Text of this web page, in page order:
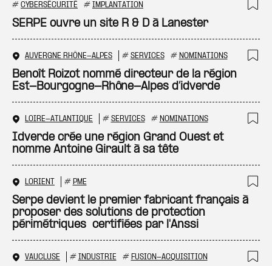
# CYBERSÉCURITÉ # IMPLANTATION
SERPE ouvre un site R & D à Lanester
AUVERGNE RHÔNE-ALPES # SERVICES # NOMINATIONS
Benoît Roizot nommé directeur de la région
Est-Bourgogne-Rhône-Alpes d’idverde
LOIRE-ATLANTIQUE # SERVICES # NOMINATIONS
Idverde crée une région Grand Ouest et
nomme Antoine Girault à sa tête
LORIENT # PME
Serpe devient le premier fabricant français à
proposer des solutions de protection
périmétriques certifiées par l'Anssi
VAUCLUSE # INDUSTRIE # FUSION-ACQUISITION